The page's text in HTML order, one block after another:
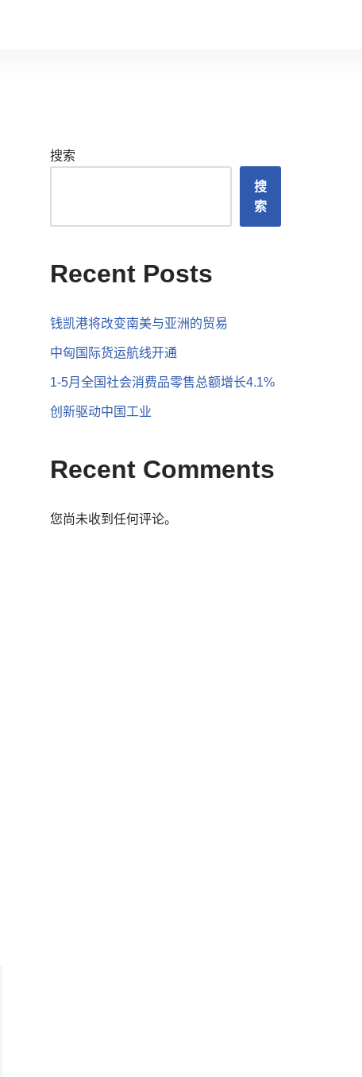
搜索
搜
索
Recent Posts
钱凯港将改变南美与亚洲的贸易
中匈国际货运航线开通
1-5月全国社会消费品零售总额增长4.1%
创新驱动中国工业
Recent Comments
您尚未收到任何评论。